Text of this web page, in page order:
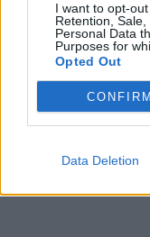
I want to opt-
Retention,
Personal Data
Purposes for
Opted Out
CONFIRM
Data Deletion